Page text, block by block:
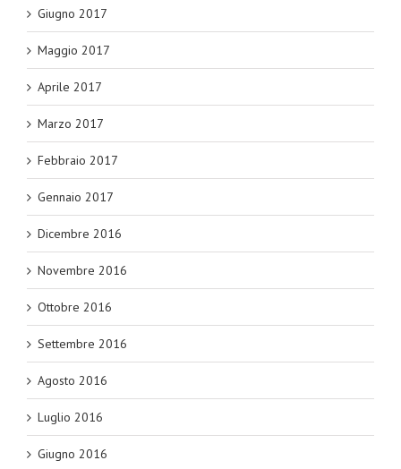
Giugno 2017
Maggio 2017
Aprile 2017
Marzo 2017
Febbraio 2017
Gennaio 2017
Dicembre 2016
Novembre 2016
Ottobre 2016
Settembre 2016
Agosto 2016
Luglio 2016
Giugno 2016